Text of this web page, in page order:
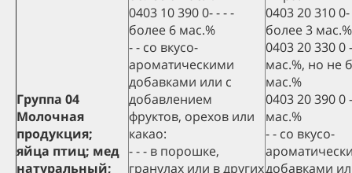
Группа 04
Молочная
продукция;
яйца птиц; мед
натуральный;
0403 10 390 0- - - -
более 6 мас.%
- - со вкусо-
ароматическими
добавками или с
добавлением
фруктов, орехов или
какао:
- - - в порошке,
гранулах или в других
0403 20 310
более 3 мас.%
0403 20 330 0
мас.%, но не
мас.%
0403 20 390 0
мас.%
- - со вкусо-
добавками